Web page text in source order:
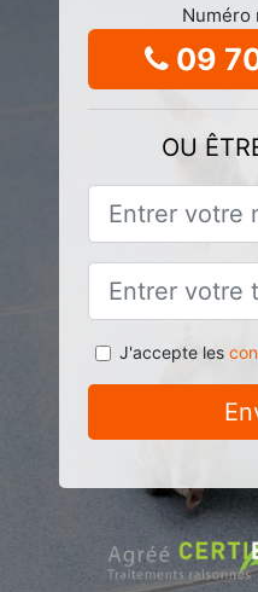
Numéro
09
OU
J'accepte les